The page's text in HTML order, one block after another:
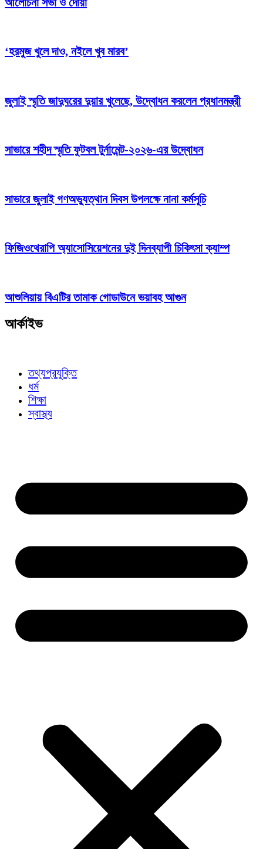
‘হরমুজ খুলে দাও, নইলে খুব মারব’
জুলাই স্মৃতি জাদুঘরের দুয়ার খুলেছে, উদ্বোধন করলেন প্রধানমন্ত্রী
সাভারে শহীদ স্মৃতি ফুটবল টুর্নামেন্ট-২০২৬-এর উদ্বোধন
সাভারে জুলাই গণঅভ্যুত্থান দিবস উপলক্ষে নানা কর্মসূচি
ফিজিওথেরাপি অ্যাসোসিয়েশনের দুই দিনব্যাপী চিকিৎসা ক্যাম্প
আশুলিয়ায় বিএটির তামাক গোডাউনে ভয়াবহ আগুন
আর্কাইভ
তথ্যপ্রযুক্তি
ধর্ম
শিক্ষা
স্বাস্থ্য